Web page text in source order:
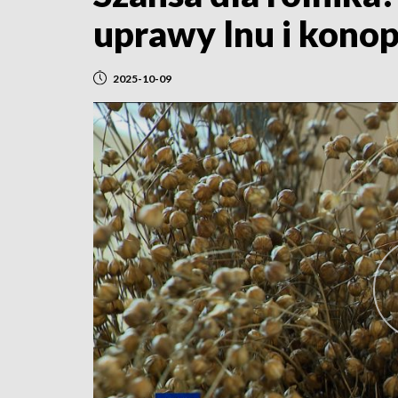
uprawy lnu i
2025-10-09